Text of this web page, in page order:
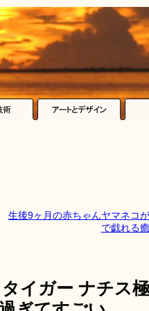
生後9ヶ月の赤ちゃんヤマネコ
で戯れる
イガー ナチス